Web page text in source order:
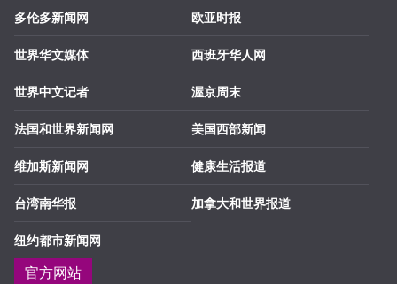
多伦多新闻网
世界华文媒体
世界中文记者
法国和世界新闻网
维加斯新闻网
台湾南华报
纽约都市新闻网
欧亚时报
西班牙华人网
渥京周末
美国西部新闻
健康生活报道
加拿大和世界报道
官方网站